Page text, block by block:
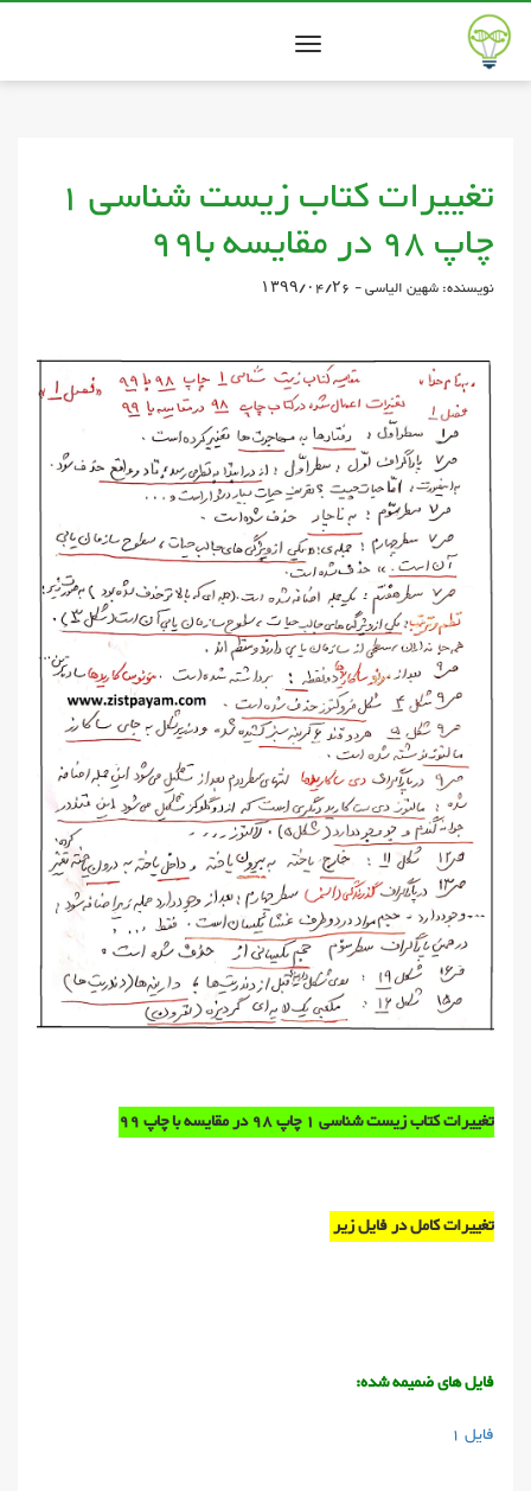
Toggle
navigation
تغییرات کتاب زیست شناسی 1
چاپ 98 در مقایسه با99
نویسنده: شهین الیاسی - ۱۳۹۹/۰۴/۲۶
تغییرات کتاب زیست شناسی 1 چاپ 98 در مقایسه با چاپ 99
تغییرات کامل در فایل زیر
فایل های ضمیمه شده:
فایل 1